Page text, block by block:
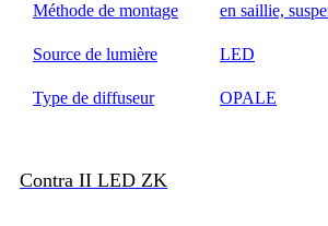
Méthode de montage en saillie,
Source de lumière LED
Type de diffuseur OPALE
Contra II LED ZK